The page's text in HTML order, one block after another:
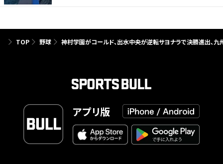
TOP 野球 神村学園がコールド、出水中央が逆転サヨナラで決勝進出、
アプリ版